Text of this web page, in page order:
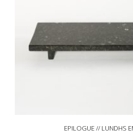
EPILOGUE // LUNDHS